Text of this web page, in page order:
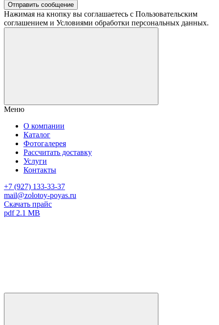
Отправить сообщение
Нажимая на кнопку вы соглашаетесь с Пользовательским
соглашением и Условиями обработки персональных данных.
Меню
О компании
Каталог
Фотогалерея
Рассчитать доставку
Услуги
Контакты
+7 (927) 133-33-37
mail@zolotoy-poyas.ru
Скачать прайс
pdf 2.1 MB